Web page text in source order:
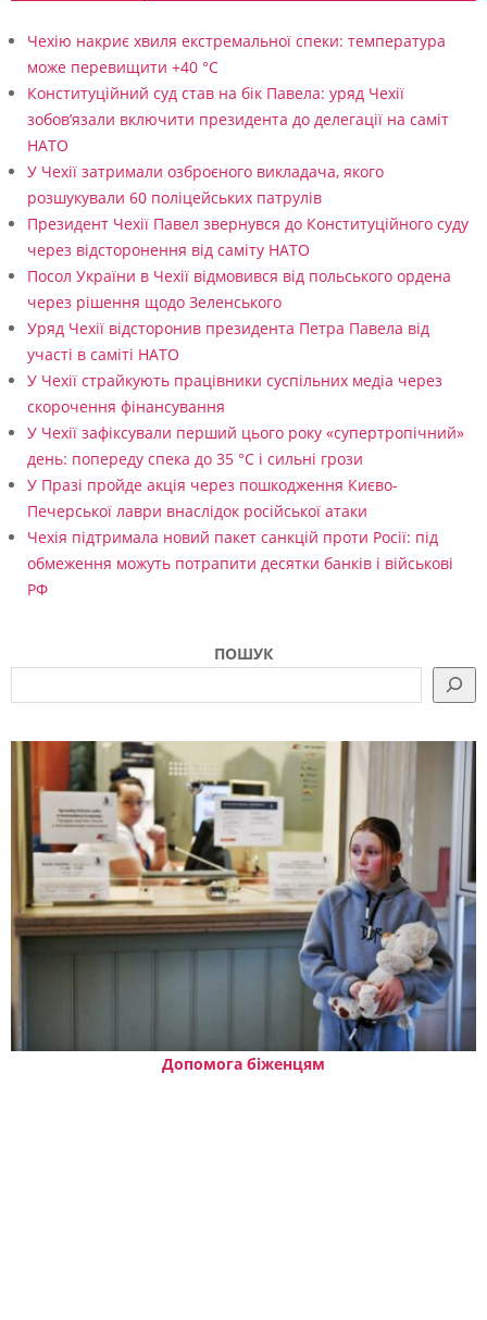
Чехію накриє хвиля екстремальної спеки: температура
може перевищити +40 °C
Конституційний суд став на бік Павела: уряд Чехії
зобов’язали включити президента до делегації на саміт
НАТО
У Чехії затримали озброєного викладача, якого
розшукували 60 поліцейських патрулів
Президент Чехії Павел звернувся до Конституційного суду
через відсторонення від саміту НАТО
Посол України в Чехії відмовився від польського ордена
через рішення щодо Зеленського
Уряд Чехії відсторонив президента Петра Павела від
участі в саміті НАТО
У Чехії страйкують працівники суспільних медіа через
скорочення фінансування
У Чехії зафіксували перший цього року «супертропічний»
день: попереду спека до 35 °C і сильні грози
У Празі пройде акція через пошкодження Києво-
Печерської лаври внаслідок російської атаки
Чехія підтримала новий пакет санкцій проти Росії: під
обмеження можуть потрапити десятки банків і військові
РФ
ПОШУК
Допомога біженцям